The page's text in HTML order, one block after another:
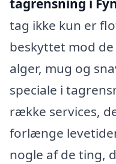
tagrensning i
tag ikke kun er
beskyttet mod
alger, mug og
speciale i
række services,
forlænge
nogle af de ting,